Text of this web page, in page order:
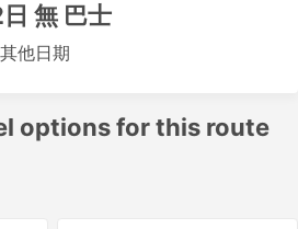
無 巴士
他日期
options for this route